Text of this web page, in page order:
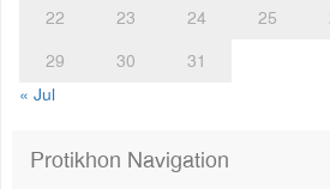
22
23 24 25
29
30
31
« Jul
Protikhon Navigation